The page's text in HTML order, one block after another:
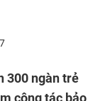
300 ngàn trẻ
công tác bảo